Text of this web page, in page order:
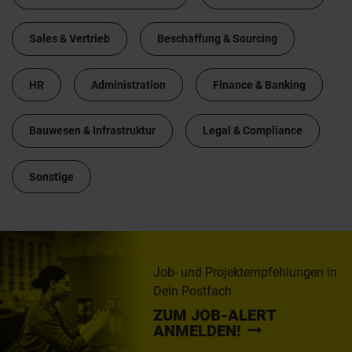
Sales & Vertrieb Beschaffung & Sourcing
HR Administration Finance & Banking
Bauwesen & Infrastruktur Legal & Compliance
Sonstige
Job- und Projektempfehlungen in
Dein Postfach
ZUM JOB-ALERT
ANMELDEN!